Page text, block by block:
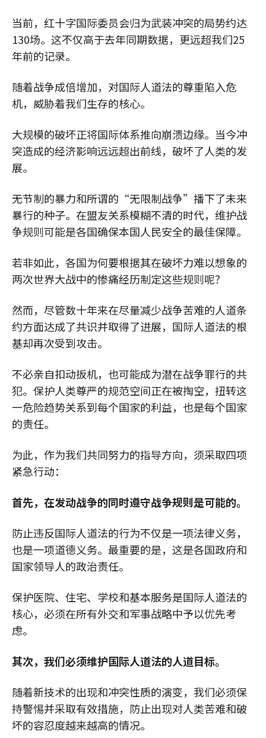
当前，红十字国际委员会归为武装冲突的局势约达
130场。这不仅高于去年同期数据，更远超我们25
年前的记录。
随着战争成倍增加，对国际人道法的尊重陷入危
机，威胁着我们生存的核心。
大规模的破坏正将国际体系推向崩溃边缘。当今冲
突造成的经济影响远远超出前线，破坏了人类的发
展。
无节制的暴力和所谓的“无限制战争”播下了未来
暴行的种子。在盟友关系模糊不清的时代，维护战
争规则可能是各国确保本国人民安全的最佳保障。
若非如此，各国为何要根据其在破坏力难以想象的
两次世界大战中的惨痛经历制定这些规则呢？
然而，尽管数十年来在尽量减少战争苦难的人道条
约方面达成了共识并取得了进展，国际人道法的根
基却再次受到攻击。
不必亲自扣动扳机，也可能成为潜在战争罪行的共
犯。保护人类尊严的规范空间正在被掏空，扭转这
一危险趋势关系到每个国家的利益，也是每个国家
的责任。
为此，作为我们共同努力的指导方向，须采取四项
紧急行动：
首先，在发动战争的同时遵守战争规则是可能的。
防止违反国际人道法的行为不仅是一项法律义务，
也是一项道德义务。最重要的是，这是各国政府和
国家领导人的政治责任。
保护医院、住宅、学校和基本服务是国际人道法的
核心，必须在所有外交和军事战略中予以优先考
虑。
其次，我们必须维护国际人道法的人道目标。
随着新技术的出现和冲突性质的演变，我们必须保
持警惕并采取有效措施，防止出现对人类苦难和破
坏的容忍度越来越高的情况。